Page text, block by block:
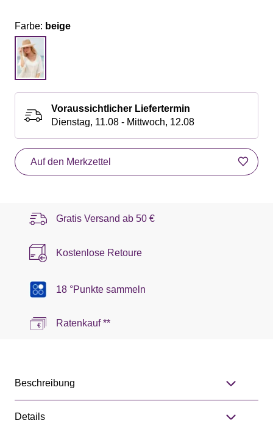
Farbe: beige
Voraussichtlicher Liefertermin
Dienstag, 11.08 - Mittwoch, 12.08
Auf den Merkzettel
Gratis Versand ab 50 €
Kostenlose Retoure
18 °Punkte sammeln
Ratenkauf **
Beschreibung
Details